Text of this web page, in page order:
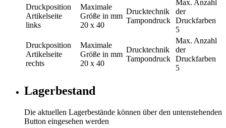
Druckposition
Artikelseite
links
Maximale
Größe in mm
20 x 40
Drucktechnik
Tampondruck
Max. Anzahl
der
Druckfarben
5
Druckposition
Artikelseite
rechts
Maximale
Größe in mm
20 x 40
Drucktechnik
Tampondruck
Max. Anzahl
der
Druckfarben
5
Lagerbestand
Die aktuellen Lagerbestände können über den untenstehenden
Button eingesehen werden